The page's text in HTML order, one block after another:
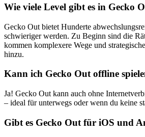
Wie viele Level gibt es in Gecko
Gecko Out bietet Hunderte
schwieriger werden. Zu Beginn sind die
kommen komplexere Wege und
hinzu.
Kann ich Gecko Out offline
Ja! Gecko Out kann auch ohne
– ideal für unterwegs oder wenn du keine
Gibt es Gecko Out für iOS und